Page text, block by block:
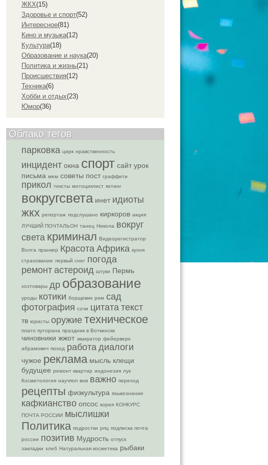
ЖКХ(15)
Здоровье и спорт(52)
Интересное(81)
Кино и музыка(12)
Культура(18)
Образование и наука(20)
Политика и жизнь(21)
Проиcшествия(12)
Техника(6)
Хобби и отдых(23)
Юмор(36)
Облако тегов
парковка цирк нравственность
инцидент окна спорт сайт урок
письма мем советы пост граффити
прикол тексты мотоциклист яхтинг
вокругсвета инет идиоты
жкх репортаж подслушано киркоров акция
ЛУЧШИЙ ПОЧТАЛЬОН танец Никола вокруг
света криминал Видеорегистратор
Волга пранкер Красота Африка кухня
страхование первый снег погода
ремонт астероид штуки Пермь
хозтовары др образование
уроды котики борщевик рим сад
фотография сочи цитата текст
тв юристы оружие техническое
плато путорана праздник в Воткинске
чиновники жжот эвакуатор фейерверк
абрамович поход работа диалоги
чужое реклама мысль клещи
будущее ремонт квартир индонезия лук
Косметология научпоп вов важно переход
рецепты физкультура языкознание
кафкианство опсос корея КОНКУРС
ПОЧТА РОССИИ мыслишки
Политика подростки рпц подписка почта
россии позитив Мудрость отпуск
закладки хлеб Натуральная косметика рыбаки